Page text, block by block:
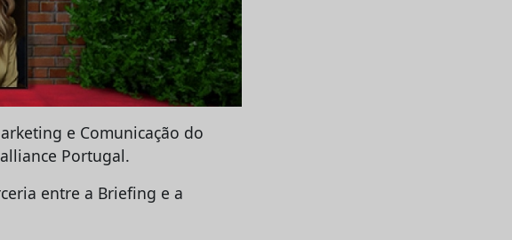
e Comunicação do
Portugal.
entre a Briefing e a